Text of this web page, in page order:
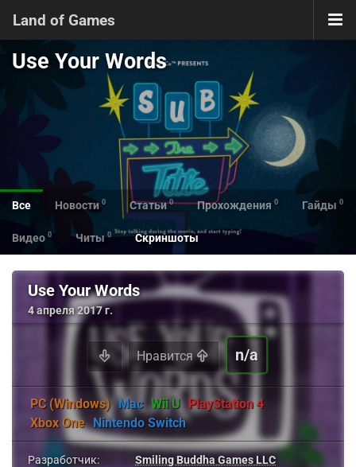
Land of Games
Use Your Words
Все Новости 0 Статьи 0 Прохождения 0 Гайды 0
Видео 0 Читы 0 Скриншоты
Use Your Words
4 апреля 2017 г.
Нравится n/a
PC (Windows) Mac Wii U PlayStation 4
Xbox One Nintendo Switch
Разработчик:
Smiling Buddha Games LLC